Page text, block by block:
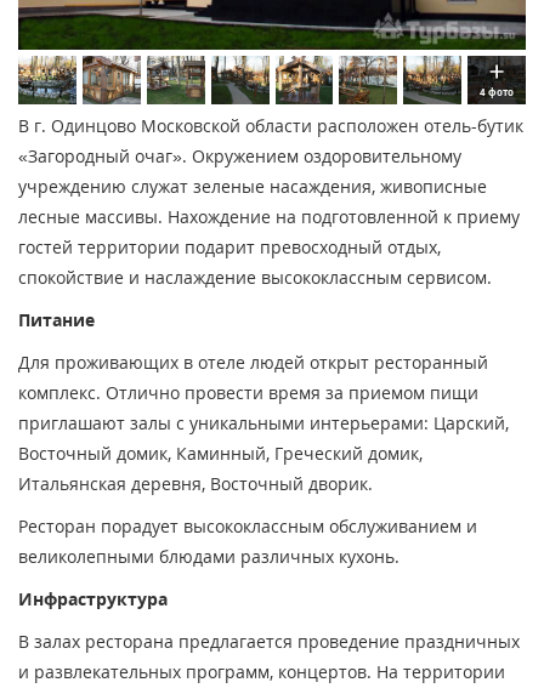
4 фото
В г. Одинцово Московской области расположен отель-бутик
«Загородный очаг». Окружением оздоровительному
учреждению служат зеленые насаждения, живописные
лесные массивы. Нахождение на подготовленной к приему
гостей территории подарит превосходный отдых,
спокойствие и наслаждение высококлассным сервисом.
Питание
Для проживающих в отеле людей открыт ресторанный
комплекс. Отлично провести время за приемом пищи
приглашают залы с уникальными интерьерами: Царский,
Восточный домик, Каминный, Греческий домик,
Итальянская деревня, Восточный дворик.
Ресторан порадует высококлассным обслуживанием и
великолепными блюдами различных кухонь.
Инфраструктура
В залах ресторана предлагается проведение праздничных
и развлекательных программ, концертов. На территории